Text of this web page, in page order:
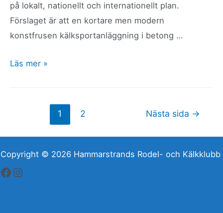
på lokalt, nationellt och internationellt plan.
Förslaget är att en kortare men modern
konstfrusen kälksportanläggning i betong …
Ett
och
konstfrusen
kälksportanläggning
Läs mer »
Sidnumrering
1 2 Nästa sida →
Copyright © 2026 Hammarstrands Rodel- och Kälkklubb
Facebook
Instagram